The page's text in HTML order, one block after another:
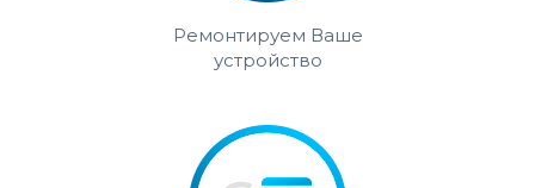
Ремонтируем Ваше
устройство